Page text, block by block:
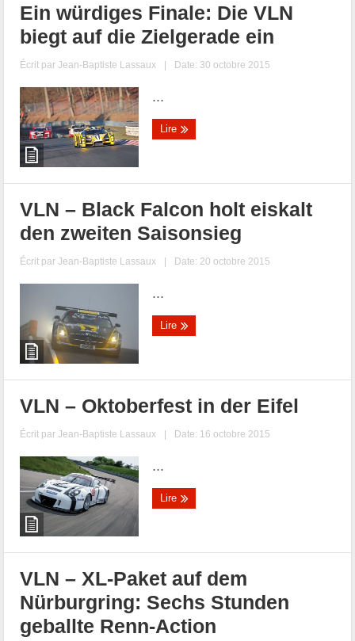
Ein würdiges Finale: Die VLN
biegt auf die Zielgerade ein
Écrit parJean-Baptiste Lassaux | Date: 30 octobre 2015
...
Lire
VLN – Black Falcon holt eiskalt
den zweiten Saisonsieg
Écrit parJean-Baptiste Lassaux | Date: 20 octobre 2015
...
Lire
VLN – Oktoberfest in der Eifel
Écrit parJean-Baptiste Lassaux | Date: 16 octobre 2015
...
Lire
VLN – XL-Paket auf dem
Nürburgring: Sechs Stunden
geballte Renn-Action